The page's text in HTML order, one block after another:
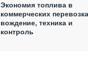
Экономия топлива в
коммерческих
вождение, техника и
контроль